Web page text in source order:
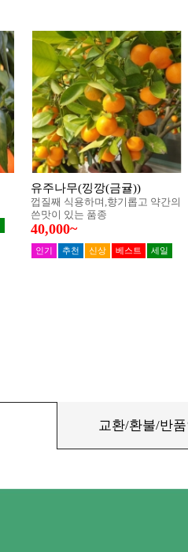
교환/환불/반